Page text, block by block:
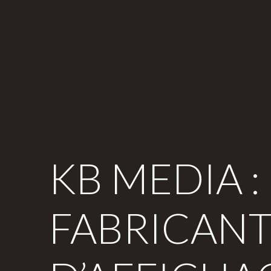
KB MEDIA :